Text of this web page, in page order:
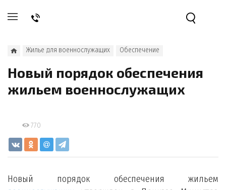
Жилье для военнослужащих Обеспечение
Новый порядок обеспечения
жильем военнослужащих
770
Новый порядок обеспечения жильем